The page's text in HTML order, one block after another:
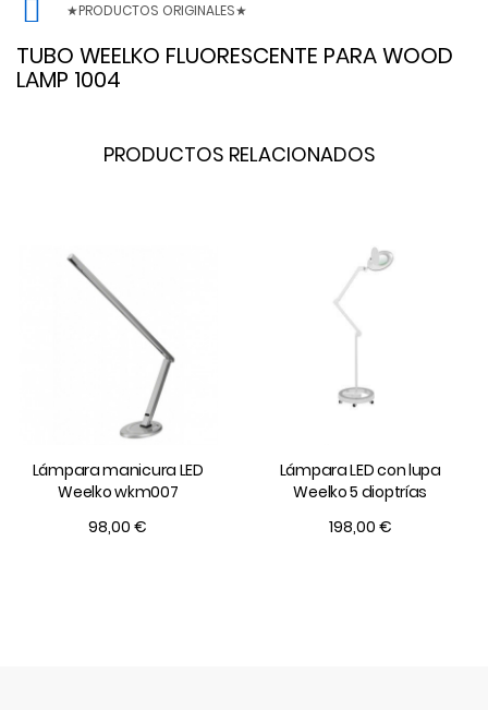
★PRODUCTOS ORIGINALES★
TUBO WEELKO FLUORESCENTE PARA WOOD
LAMP 1004
PRODUCTOS RELACIONADOS
Lámpara manicura LED
Weelko wkm007
98,00 €
Lámpara LED con lupa
Weelko 5 dioptrías
198,00 €